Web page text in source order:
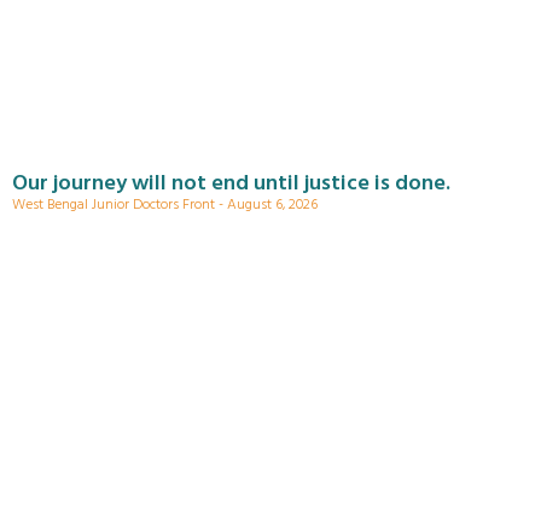
Our journey will not end until justice is done.
West Bengal Junior Doctors Front August 6, 2026